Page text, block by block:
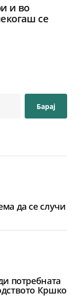
и во
се
Барај
да се случи
потребната
Кршко